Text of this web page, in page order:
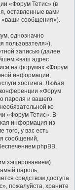
«Форум Тетис» (в
оставленные вами
«ваши сообщения»).
однозначно
пользователя»),
записью (далее
«ваш адрес
на форумах «Форум
информации,
хостинга. Любая
«Форум
пароля и вашего
ко
«Форум Тетис». В
информация из
того, у вас есть
сообщений,
phpBB.
хэшированием).
пароль,
средством доступа
пожалуйста, храните